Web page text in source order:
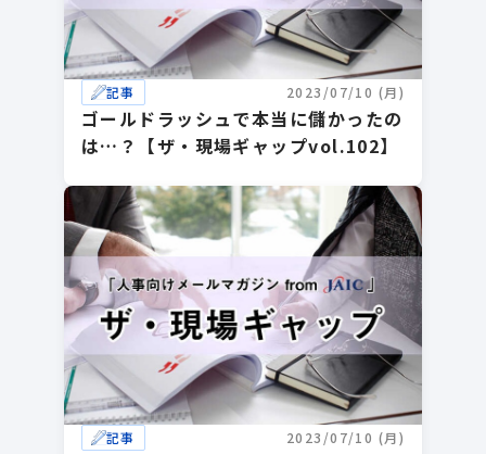
記事 2023/07/10 (月)
ゴールドラッシュで本当に儲かったの
は…？【ザ・現場ギャップvol.102】
記事 2023/07/10 (月)